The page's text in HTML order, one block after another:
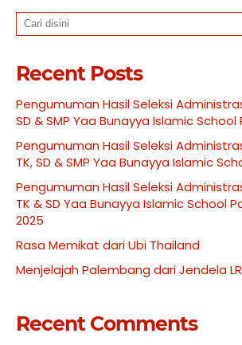
Search
Recent Posts
Pengumuman Hasil Seleksi
SD & SMP Yaa Bunayya Islamic
Pengumuman Hasil Seleksi
TK, SD & SMP Yaa Bunayya Islamic
Pengumuman Hasil Seleksi
TK & SD Yaa Bunayya Islamic School
2025
Rasa Memikat dari Ubi Thailand
Menjelajah Palembang dari Jendela
Recent Comments